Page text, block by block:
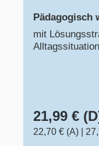
Pädagogisch
mit
21,99 €
22,70 € (A)